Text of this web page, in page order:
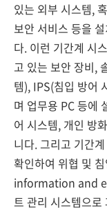
있는 외부 시스템,
보안 서비스 등을
다. 이런 기간계 시
고 있는 보안 장비,
템), IPS(침입 방어
며 업무용 PC 등에
어 시스템, 개인 방
니다. 그리고 기간
확인하여 위협 및
information and
트 관리 시스템으로